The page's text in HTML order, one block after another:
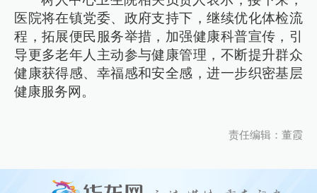
医院将在镇党委、政府支持下，继续优化体检流
程，拓展便民服务举措，加强健康科普宣传，引
导更多老年人主动参与健康管理，不断提升群众
健康获得感、幸福感和安全感，进一步织密基层
健康服务网。
责任编辑：董霞